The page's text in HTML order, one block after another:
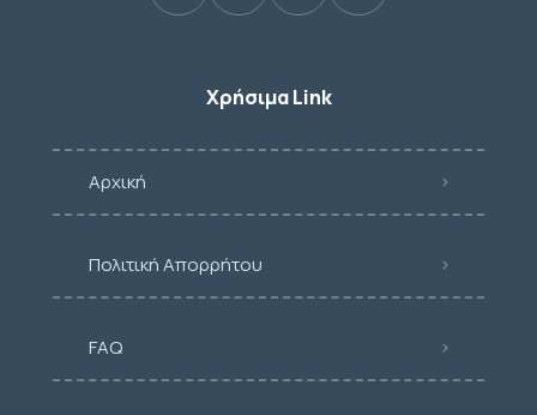
Χρήσιμα Link
Αρχική
Πολιτική Απορρήτου
FAQ